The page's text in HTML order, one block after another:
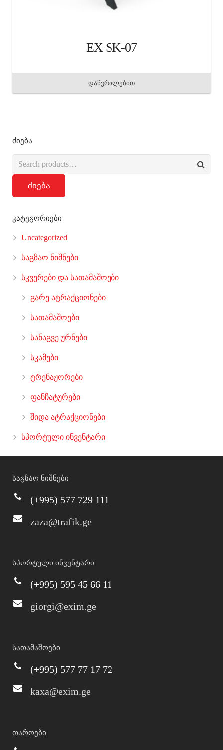
EX SK-07
დაწვრილებით
ძიება
ძიება
კატეგორიები
Uncategorized
საგზაო ნიშნები
სკვერები და სათამაშოები
გარე ატრაქციონები
სათამაშოები
სანაგვე ურნები
სკამები
ტრენაჟორები
ფანჩატურები
შიდა ატრაქციონები
სპორტული ინვენტარი
საგზაო ნიშნები
(+995) 577 729 111
zaza@trafik.ge
სპორტული ინვენტარი
(+995) 595 45 66 11
giorgi@exim.ge
სათამაშოები
(+995) 577 77 17 72
kaxa@exim.ge
თაროები